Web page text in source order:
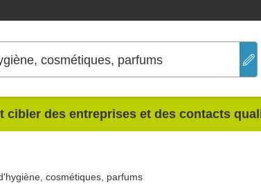
cosmétiques, parfums
cibler des entreprises et des contacts
cosmétiques, parfums